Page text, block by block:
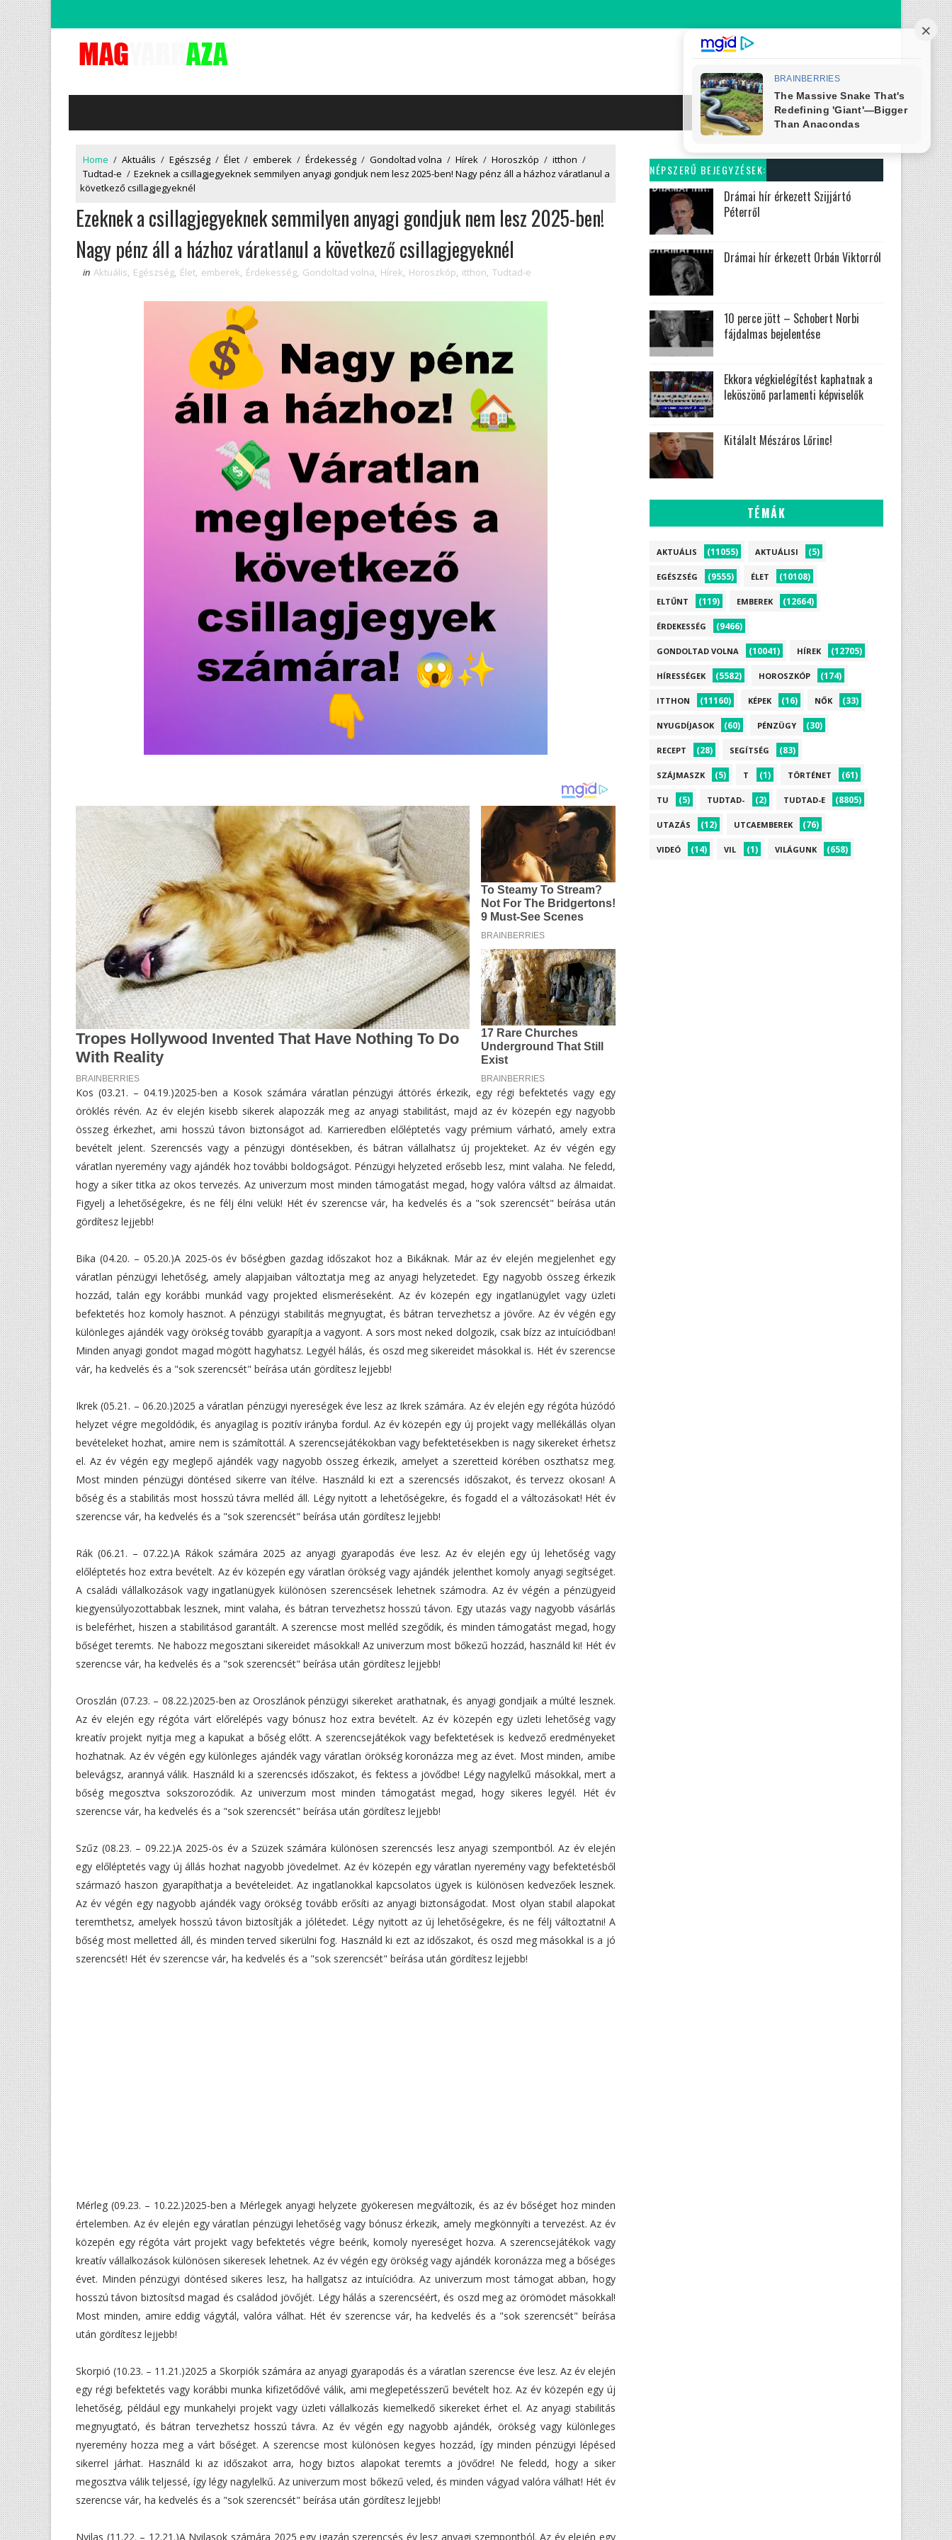
Home / Aktuális / Egészség / Élet / emberek / Érdekesség / Gondoltad volna / Hírek / Horoszkóp / itthon /
Tudtad-e / Ezeknek a csillagjegyeknek semmilyen anyagi gondjuk nem lesz 2025-ben! Nagy pénz áll a házhoz váratlanul a
következő csillagjegyeknél
Ezeknek a csillagjegyeknek semmilyen anyagi gondjuk nem lesz 2025-ben!
Nagy pénz áll a házhoz váratlanul a következő csillagjegyeknél
in Aktuális, Egészség, Élet, emberek, Érdekesség, Gondoltad volna, Hírek, Horoszkóp, itthon, Tudtad-e
Kos (03.21. – 04.19.)2025-ben a Kosok számára váratlan pénzügyi áttörés érkezik, egy régi befektetés vagy egy
öröklés révén. Az év elején kisebb sikerek alapozzák meg az anyagi stabilitást, majd az év közepén egy nagyobb
összeg érkezhet, ami hosszú távon biztonságot ad. Karrieredben előléptetés vagy prémium várható, amely extra
bevételt jelent. Szerencsés vagy a pénzügyi döntésekben, és bátran vállalhatsz új projekteket. Az év végén egy
váratlan nyeremény vagy ajándék hoz további boldogságot. Pénzügyi helyzeted erősebb lesz, mint valaha. Ne feledd,
hogy a siker titka az okos tervezés. Az univerzum most minden támogatást megad, hogy valóra váltsd az álmaidat.
Figyelj a lehetőségekre, és ne félj élni velük! Hét év szerencse vár, ha kedvelés és a "sok szerencsét" beírása után
gördítesz lejjebb!
Bika (04.20. – 05.20.)A 2025-ös év bőségben gazdag időszakot hoz a Bikáknak. Már az év elején megjelenhet egy
váratlan pénzügyi lehetőség, amely alapjaiban változtatja meg az anyagi helyzetedet. Egy nagyobb összeg érkezik
hozzád, talán egy korábbi munkád vagy projekted elismeréseként. Az év közepén egy ingatlanügylet vagy üzleti
befektetés hoz komoly hasznot. A pénzügyi stabilitás megnyugtat, és bátran tervezhetsz a jövőre. Az év végén egy
különleges ajándék vagy örökség tovább gyarapítja a vagyont. A sors most neked dolgozik, csak bízz az intuíciódban!
Minden anyagi gondot magad mögött hagyhatsz. Legyél hálás, és oszd meg sikereidet másokkal is. Hét év szerencse
vár, ha kedvelés és a "sok szerencsét" beírása után gördítesz lejjebb!
Ikrek (05.21. – 06.20.)2025 a váratlan pénzügyi nyereségek éve lesz az Ikrek számára. Az év elején egy régóta húzódó
helyzet végre megoldódik, és anyagilag is pozitív irányba fordul. Az év közepén egy új projekt vagy mellékállás olyan
bevételeket hozhat, amire nem is számítottál. A szerencsejátékokban vagy befektetésekben is nagy sikereket érhetsz
el. Az év végén egy meglepő ajándék vagy nagyobb összeg érkezik, amelyet a szeretteid körében oszthatsz meg.
Most minden pénzügyi döntésed sikerre van ítélve. Használd ki ezt a szerencsés időszakot, és tervezz okosan! A
bőség és a stabilitás most hosszú távra melléd áll. Légy nyitott a lehetőségekre, és fogadd el a változásokat! Hét év
szerencse vár, ha kedvelés és a "sok szerencsét" beírása után gördítesz lejjebb!
Rák (06.21. – 07.22.)A Rákok számára 2025 az anyagi gyarapodás éve lesz. Az év elején egy új lehetőség vagy
előléptetés hoz extra bevételt. Az év közepén egy váratlan örökség vagy ajándék jelenthet komoly anyagi segítséget.
A családi vállalkozások vagy ingatlanügyek különösen szerencsések lehetnek számodra. Az év végén a pénzügyeid
kiegyensúlyozottabbak lesznek, mint valaha, és bátran tervezhetsz hosszú távon. Egy utazás vagy nagyobb vásárlás
is beleférhet, hiszen a stabilitásod garantált. A szerencse most melléd szegődik, és minden támogatást megad, hogy
bőséget teremts. Ne habozz megosztani sikereidet másokkal! Az univerzum most bőkezű hozzád, használd ki! Hét év
szerencse vár, ha kedvelés és a "sok szerencsét" beírása után gördítesz lejjebb!
Oroszlán (07.23. – 08.22.)2025-ben az Oroszlánok pénzügyi sikereket arathatnak, és anyagi gondjaik a múlté lesznek.
Az év elején egy régóta várt előrelépés vagy bónusz hoz extra bevételt. Az év közepén egy üzleti lehetőség vagy
kreatív projekt nyitja meg a kapukat a bőség előtt. A szerencsejátékok vagy befektetések is kedvező eredményeket
hozhatnak. Az év végén egy különleges ajándék vagy váratlan örökség koronázza meg az évet. Most minden, amibe
belevágsz, arannyá válik. Használd ki a szerencsés időszakot, és fektess a jövődbe! Légy nagylelkű másokkal, mert a
bőség megosztva sokszorozódik. Az univerzum most minden támogatást megad, hogy sikeres legyél. Hét év
szerencse vár, ha kedvelés és a "sok szerencsét" beírása után gördítesz lejjebb!
Szűz (08.23. – 09.22.)A 2025-ös év a Szüzek számára különösen szerencsés lesz anyagi szempontból. Az év elején
egy előléptetés vagy új állás hozhat nagyobb jövedelmet. Az év közepén egy váratlan nyeremény vagy befektetésből
származó haszon gyarapíthatja a bevételeidet. Az ingatlanokkal kapcsolatos ügyek is különösen kedvezőek lesznek.
Az év végén egy nagyobb ajándék vagy örökség tovább erősíti az anyagi biztonságodat. Most olyan stabil alapokat
teremthetsz, amelyek hosszú távon biztosítják a jólétedet. Légy nyitott az új lehetőségekre, és ne félj változtatni! A
bőség most melletted áll, és minden terved sikerülni fog. Használd ki ezt az időszakot, és oszd meg másokkal is a jó
szerencsét! Hét év szerencse vár, ha kedvelés és a "sok szerencsét" beírása után gördítesz lejjebb!
Mérleg (09.23. – 10.22.)2025-ben a Mérlegek anyagi helyzete gyökeresen megváltozik, és az év bőséget hoz minden
értelemben. Az év elején egy váratlan pénzügyi lehetőség vagy bónusz érkezik, amely megkönnyíti a tervezést. Az év
közepén egy régóta várt projekt vagy befektetés végre beérik, komoly nyereséget hozva. A szerencsejátékok vagy
kreatív vállalkozások különösen sikeresek lehetnek. Az év végén egy örökség vagy ajándék koronázza meg a bőséges
évet. Minden pénzügyi döntésed sikeres lesz, ha hallgatsz az intuíciódra. Az univerzum most támogat abban, hogy
hosszú távon biztosítsd magad és családod jövőjét. Légy hálás a szerencséért, és oszd meg az örömödet másokkal!
Most minden, amire eddig vágytál, valóra válhat. Hét év szerencse vár, ha kedvelés és a "sok szerencsét" beírása
után gördítesz lejjebb!
Skorpió (10.23. – 11.21.)2025 a Skorpiók számára az anyagi gyarapodás és a váratlan szerencse éve lesz. Az év elején
egy régi befektetés vagy korábbi munka kifizetődővé válik, ami meglepetésszerű bevételt hoz. Az év közepén egy új
lehetőség, például egy munkahelyi projekt vagy üzleti vállalkozás kiemelkedő sikereket érhet el. Az anyagi stabilitás
megnyugtató, és bátran tervezhetsz hosszú távra. Az év végén egy nagyobb ajándék, örökség vagy különleges
nyeremény hozza meg a várt bőséget. A szerencse most különösen kegyes hozzád, így minden pénzügyi lépésed
sikerrel járhat. Használd ki az időszakot arra, hogy biztos alapokat teremts a jövődre! Ne feledd, hogy a siker
megosztva válik teljessé, így légy nagylelkű. Az univerzum most bőkezű veled, és minden vágyad valóra válhat! Hét év
szerencse vár, ha kedvelés és a "sok szerencsét" beírása után gördítesz lejjebb!
Nyilas (11.22. – 12.21.)A Nyilasok számára 2025 egy igazán szerencsés év lesz anyagi szempontból. Az év elején egy
NÉPSZERŰ BEJEGYZÉSEK:
Drámai hír érkezett Szijjártó
Péterről
Drámai hír érkezett Orbán Viktorról
10 perce jött – Schobert Norbi
fájdalmas bejelentése
Ekkora végkielégítést kaphatnak a
leköszönő parlamenti képviselők
Kitálalt Mészáros Lőrinc!
TÉMÁK
AKTUÁLIS (11055) AKTUÁLISI (5)
EGÉSZSÉG (9555) ÉLET (10108)
ELTŰNT (119) EMBEREK (12664)
ÉRDEKESSÉG (9466)
GONDOLTAD VOLNA (10041) HÍREK (12705)
HÍRESSÉGEK (5582) HOROSZKÓP (174)
ITTHON (11160) KÉPEK (16) NŐK (33)
NYUGDÍJASOK (60) PÉNZÜGY (30)
RECEPT (28) SEGÍTSÉG (83)
SZÁJMASZK (5) T (1) TÖRTÉNET (61)
TU (5) TUDTAD- (2) TUDTAD-E (8805)
UTAZÁS (12) UTCAEMBEREK (76)
VIDEÓ (14) VIL (1) VILÁGUNK (658)